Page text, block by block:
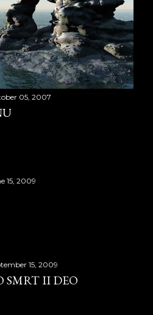
05, 2007
15, 2009
15, 2009
SMRT II DEO